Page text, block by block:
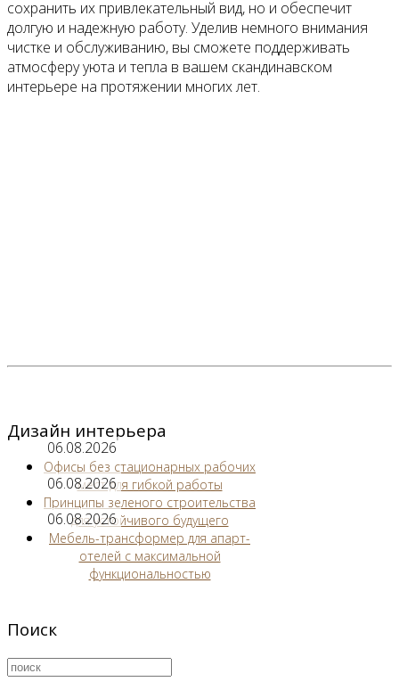
сохранить их привлекательный вид, но и обеспечит
долгую и надежную работу. Уделив немного внимания
чистке и обслуживанию, вы сможете поддерживать
атмосферу уюта и тепла в вашем скандинавском
интерьере на протяжении многих лет.
Дизайн интерьера
06.08.2026
Офисы без стационарных рабочих
мест для гибкой работы
06.08.2026
Принципы зеленого строительства
для устойчивого будущего
06.08.2026
Мебель-трансформер для апарт-
отелей с максимальной
функциональностью
Поиск